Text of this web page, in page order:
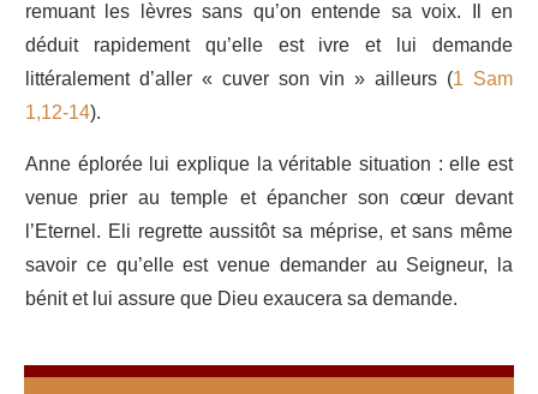
remuant les lèvres sans qu’on entende sa voix. Il en
déduit rapidement qu’elle est ivre et lui demande
littéralement d’aller « cuver son vin » ailleurs (1 Sam
1,12-14).
Anne éplorée lui explique la véritable situation : elle est
venue prier au temple et épancher son cœur devant
l’Eternel. Eli regrette aussitôt sa méprise, et sans même
savoir ce qu’elle est venue demander au Seigneur, la
bénit et lui assure que Dieu exaucera sa demande.